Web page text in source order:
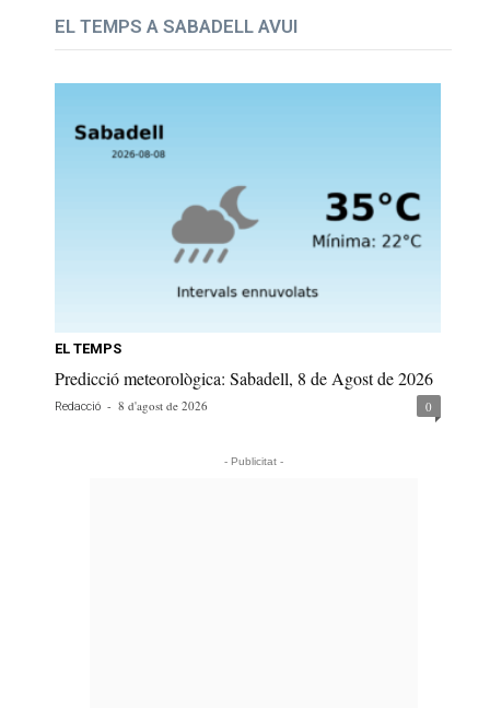
EL TEMPS A SABADELL AVUI
EL TEMPS
Predicció meteorològica: Sabadell, 8 de Agost de 2026
Redacció - 8 d'agost de 2026 0
- Publicitat -